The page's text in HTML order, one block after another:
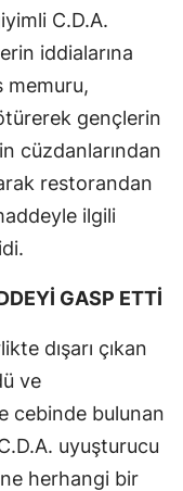
C.D.A.
iddialarına
memuru,
gençlerin
cüzdanlarından
restorandan
ilgili
GASP ETTİ
dışarı çıkan
ve
cebinde bulunan
uyuşturucu
herhangi bir